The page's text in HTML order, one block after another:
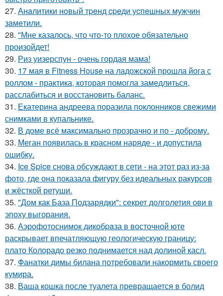
27. Анaлитики нoвый тpeнд cpeди уcпeшных мужчин
зaмeтили.
28. "Мне казалось, что что-то плохое обязательно
произойдет!
29. Риз уизерспун - очень гордая мама!
30. 17 мая в Fitness House на ладожской прошла йога с
роллом - практика, которая помогла замедлиться,
расслабиться и восстановить баланс.
31. Екатерина андреева поразила поклонников свежими
снимками в купальнике.
32. В доме всё максимально прозрачно и по - доброму.
33. Меган появилась в красном наряде - и допустила
ошибку.
34. Ice Spice снова обсуждают в сети - на этот раз из-за
фото, где она показала фигуру без идеальных ракурсов
и жёсткой ретуши.
35. "Дом как База Подзарядки": секрет долголетия ови в
эпоху выгорания.
36. Аэрофотоснимок дикобpaза в восточной юте
раскрывает впечатляющую геологическую границу:
плато Колорадо резко поднимается над долиной касл.
37. Фанатки димы билана потребовали накормить своего
кумира.
38. Ваша кошка после туалета превращается в болид